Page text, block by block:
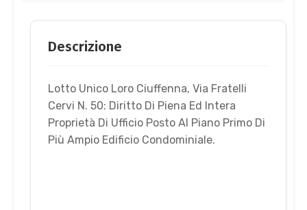
Descrizione
Lotto Unico Loro Ciuffenna, Via Fratelli
Cervi N. 50: Diritto Di Piena Ed Intera
Proprietà Di Ufficio Posto Al Piano Primo Di
Più Ampio Edificio Condominiale.